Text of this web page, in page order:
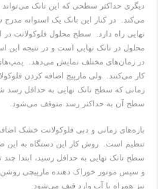
دیگری حداکثر سطحی که این تانک
می‌کند. در کنار این تانک یک استوانه
نهایی راه دارد. سطح محلول فلوکولانت در
محلول در تانک نهایی است و در نتیجه این
در زمان‌های مختلف نمایش می‌دهد.
کار می‌کنند. ولی مارپیچ اضافه کردن
زمانی که سطح تانک نهایی به حداقل رسد
سطح آن به حداکثر رسد متوقف می‌شود.
بازه‌های زمانی و دبی فلوکولانت خشک
تنظیم است. روش کار این دستگاه به
سطح تانک نهایی به حداقل رسید، ابتدا
و سپس موتور خوراک دهنده مارپیچی
نیز همراه با آب وارد قیف می‌شود.